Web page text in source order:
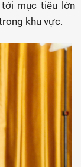
mục tiêu lớn
khu vực.